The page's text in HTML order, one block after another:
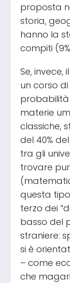
proposta
storia,
hanno la
compiti
Se,
un corso
materie
classiche,
del 40%
tra gli
trovare
questa
terzo dei
basso del
straniere:
si è
– come
che